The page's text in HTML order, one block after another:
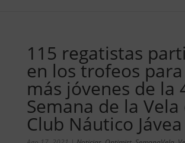
115 regatistas
en los trofeos
más jóvenes de la
Semana de la Vela
Club Náutico Jávea